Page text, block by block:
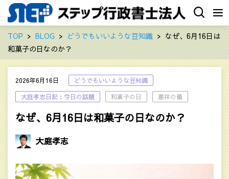
TOP BLOG どうでもいいような豆知識
なぜ、6月16日は
和菓子の日なのか？
2026年6月16日
どうでもいいような豆知識
大庭孝志日記：今日の話題
和菓子の日 嘉祥の儀
なぜ、6月16日は和菓子の日なのか？
大庭孝志